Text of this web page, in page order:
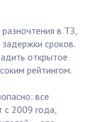
в ТЗ,
сроков.
открытое
рейтингом.
все
с 2009 года,